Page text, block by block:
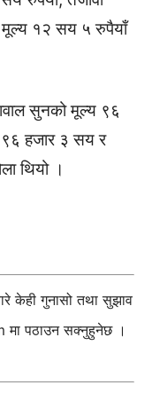
मूल्य १२ सय ५ रुपैयाँ
सुनको मूल्य ९६
हजार ३ सय र
थियो ।
केही गुनासो तथा सुझाव
मा पठाउन सक्नुहुनेछ ।